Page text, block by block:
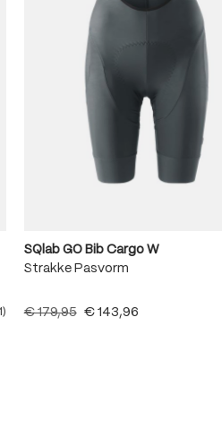
waardering van 5 van 5 sterren
SQlab GO Bib Cargo W
Strakke Pasvorm
€ 179,95 € 143,96